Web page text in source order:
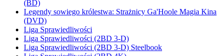
(BD)
Legendy sowiego królestwa: Strażnicy Ga'Hoole Magia Kina
(DVD)
Liga Sprawiedliwości
Liga Sprawiedliwości (2BD 3-D)
Liga Sprawiedliwości (2BD 3-D) Steelbook